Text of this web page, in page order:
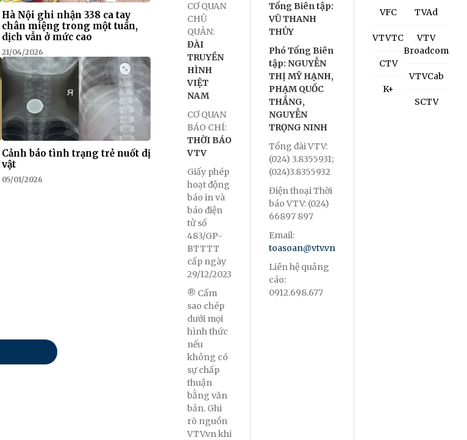
Hà Nội ghi nhận 338 ca tay
chân miệng trong một tuần,
dịch vẫn ở mức cao
21/04/2026
Cảnh báo tình trạng trẻ nuốt dị
vật
05/01/2026
CƠ QUAN
CHỦ
QUẢN:
ĐÀI
TRUYỀN
HÌNH
VIỆT
NAM
CƠ QUAN
BÁO CHÍ:
THỜI BÁO
VTV
Giấy phép
hoạt động
báo in và
báo điện
tử số
483/GP-
BTTTT
cấp ngày
29/12/2023
® Cấm
sao chép
dưới mọi
hình thức
nếu
không có
sự chấp
thuận
bằng văn
bản. Ghi
rõ nguồn
VTV.vn khi
Tổng Biên tập:
VŨ THANH
THỦY
Phó Tổng Biên
tập: NGUYỄN
THỊ MỸ HẠNH,
PHẠM QUỐC
THẮNG,
NGUYỄN
TRỌNG NINH
Tổng đài VTV:
(024) 3.8355931;
(024)3.8355932
Điện thoại Thời
báo VTV: (024)
66897 897
Email:
toasoan@vtv.vn
Liên hệ quảng
cáo:
0912.698.677
VFC
VTVTC
CTV
K+
TVAd
VTV
Broadcom
VTVCab
SCTV